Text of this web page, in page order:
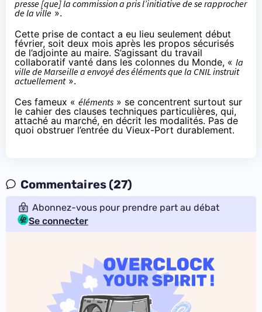
presse [que] la commission a pris l’initiative de se rapprocher
de la ville ».
Cette prise de contact a eu lieu seulement début
février, soit deux mois après les propos sécurisés
de l’adjointe au maire. S’agissant du travail
collaboratif vanté dans les colonnes du Monde, « la
ville de Marseille a envoyé des éléments que la CNIL instruit
actuellement».
Ces fameux « éléments » se concentrent surtout sur
le cahier des clauses techniques particulières, qui,
attaché au marché, en décrit les modalités. Pas de
quoi obstruer l’entrée du Vieux-Port durablement.
Commentaires (27)
Abonnez-vous pour prendre part au débat
Se connecter